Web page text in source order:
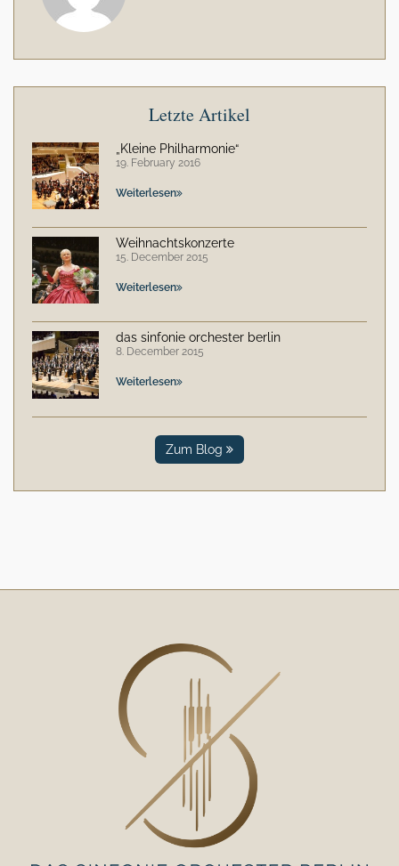
Letzte Artikel
„Kleine Philharmonie“
19. February 2016
Weiterlesen
Weihnachtskonzerte
15. December 2015
Weiterlesen
das sinfonie orchester berlin
8. December 2015
Weiterlesen
Zum Blog